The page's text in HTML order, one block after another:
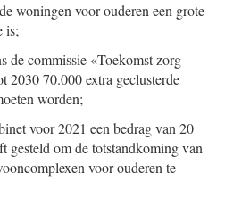
woningen voor ouderen een grote
is;
de commissie «Toekomst zorg
2030 70.000 extra geclusterde
worden;
voor 2021 een bedrag van 20
gesteld om de totstandkoming van
voor ouderen te